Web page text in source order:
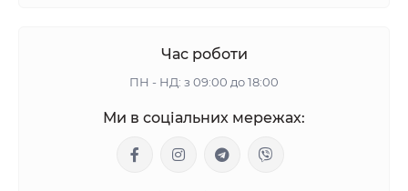
Час роботи
ПН - НД: з 09:00 до 18:00
Ми в соціальних мережах: